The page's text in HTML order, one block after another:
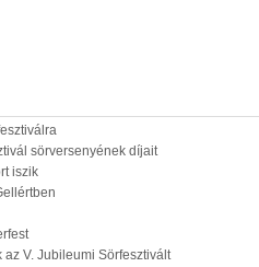
sörversenyének díjait
iszik
V. Jubileumi Sörfesztivált